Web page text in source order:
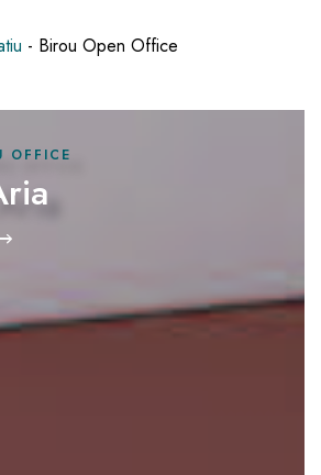
- Birou Open Office
OFFICE